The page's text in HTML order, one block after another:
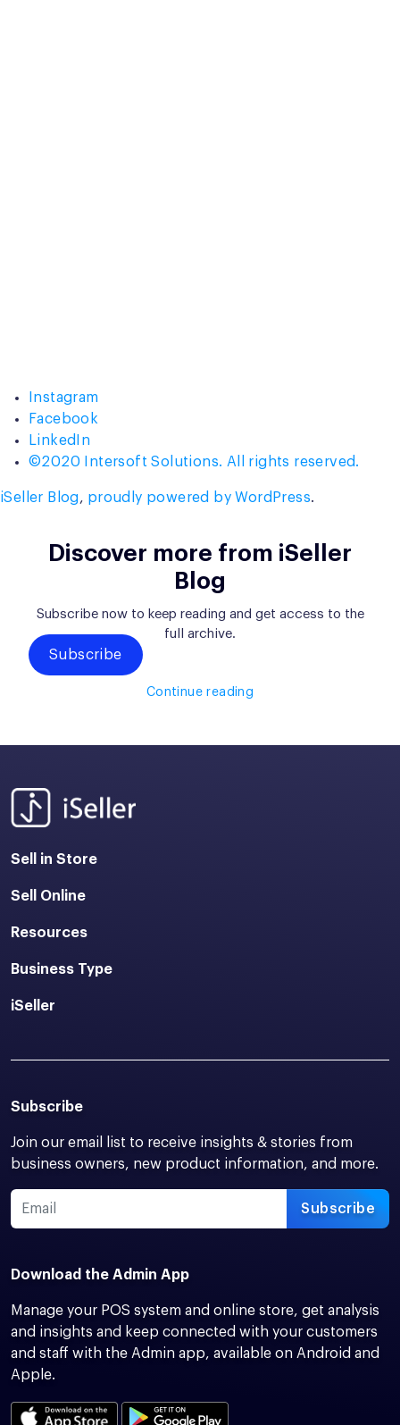
Instagram
Facebook
LinkedIn
©2020 Intersoft Solutions. All rights reserved.
iSeller Blog, proudly powered by WordPress.
Discover more from iSeller
Blog
Subscribe now to keep reading and get access to the
full archive.
Subscribe
Continue reading
Sell in Store
Sell Online
Resources
Business Type
iSeller
Subscribe
Join our email list to receive insights & stories from
business owners, new product information, and more.
Subscribe
Download the Admin App
Manage your POS system and online store, get analysis
and insights and keep connected with your customers
and staff with the Admin app, available on Android and
Apple.